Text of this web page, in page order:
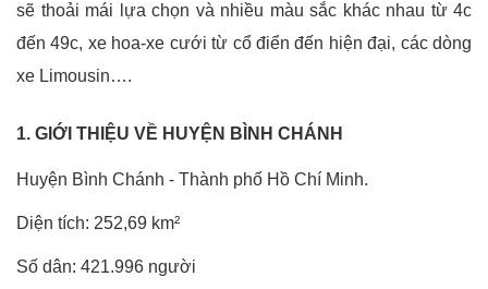
sẽ thoải mái lựa chọn và nhiều màu sắc khác nhau từ 4c
đến 49c, xe hoa-xe cưới từ cổ điển đến hiện đại, các dòng
xe Limousin….
1. GIỚI THIỆU VỀ HUYỆN BÌNH CHÁNH
Huyện Bình Chánh - Thành phố Hồ Chí Minh.
Diện tích: 252,69 km²
Số dân: 421.996 người